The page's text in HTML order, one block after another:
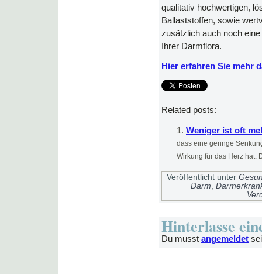
qualitativ hochwertigen,
Ballaststoffen, sowie
zusätzlich auch noch
Ihrer Darmflora.
Hier erfahren Sie mehr
Related posts:
Weniger ist oft
dass eine geringe
Wirkung für das Herz hat.
Veröffentlicht unter
Darm,
Hinterlasse
Du musst angemeldet